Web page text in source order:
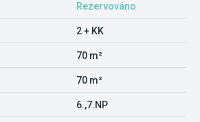
Rezervováno
2 + KK
70 m²
70 m²
6.,7.NP